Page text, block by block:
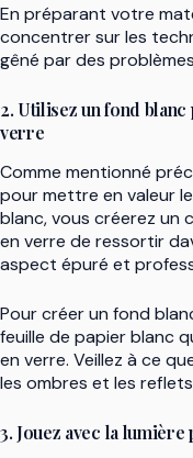
En préparant votre
concentrer sur les
gêné par des
2. Utilisez un fond
verre
Comme mentionné
pour mettre en valeur
blanc, vous créerez
en verre de ressortir
aspect épuré et
Pour créer un fond
feuille de papier blanc
en verre. Veillez à ce
les ombres et les
3. Jouez avec la